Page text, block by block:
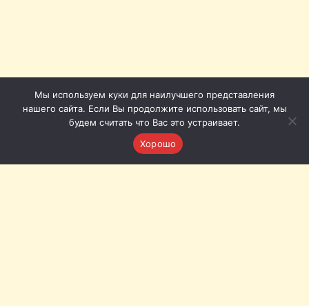
Мы используем куки для наилучшего представления
нашего сайта. Если Вы продолжите использовать сайт, мы
будем считать что Вас это устраивает.
Хорошо